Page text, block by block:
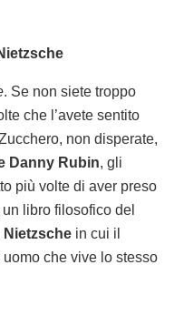
. Se non siete troppo
che l’avete sentito
non disperate,
Danny Rubin, gli
più volte di aver preso
un libro filosofico del
Nietzsche in cui il
uomo che vive lo stesso